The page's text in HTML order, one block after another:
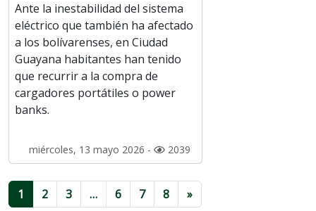
Ante la inestabilidad del sistema
eléctrico que también ha afectado
a los bolívarenses, en Ciudad
Guayana habitantes han tenido
que recurrir a la compra de
cargadores portátiles o power
banks.
miércoles, 13 mayo 2026 - 2039
1 2 3 … 6 7 8 »